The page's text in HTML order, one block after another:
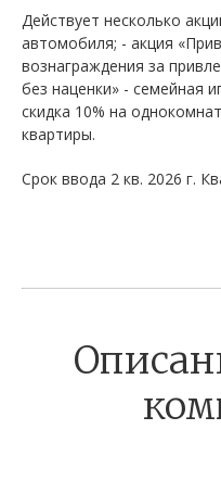
Действует несколько
автомобиля; - акция
вознаграждения за
без наценки» - семейная
скидка 10% на
квартиры.
Срок ввода 2 кв. 2026 г.